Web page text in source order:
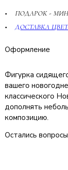
ПОДАРОК -
ДОСТАВКА
Оформление
Фигурка
вашего
классического
дополнять
композицию.
Остались